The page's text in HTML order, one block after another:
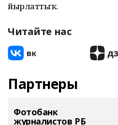
йырлаттыҡ.
Читайте нас
Партнеры
Фотобанк
журналистов РБ